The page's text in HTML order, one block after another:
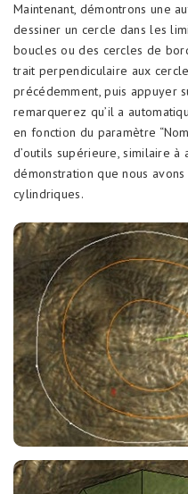
Maintenant, démontrons une
dessiner un cercle dans les
boucles ou des cercles de
trait perpendiculaire aux
précédemment, puis appuyer
remarquerez qu’il a
en fonction du paramètre
d’outils supérieure, similaire
démonstration que nous
cylindriques.